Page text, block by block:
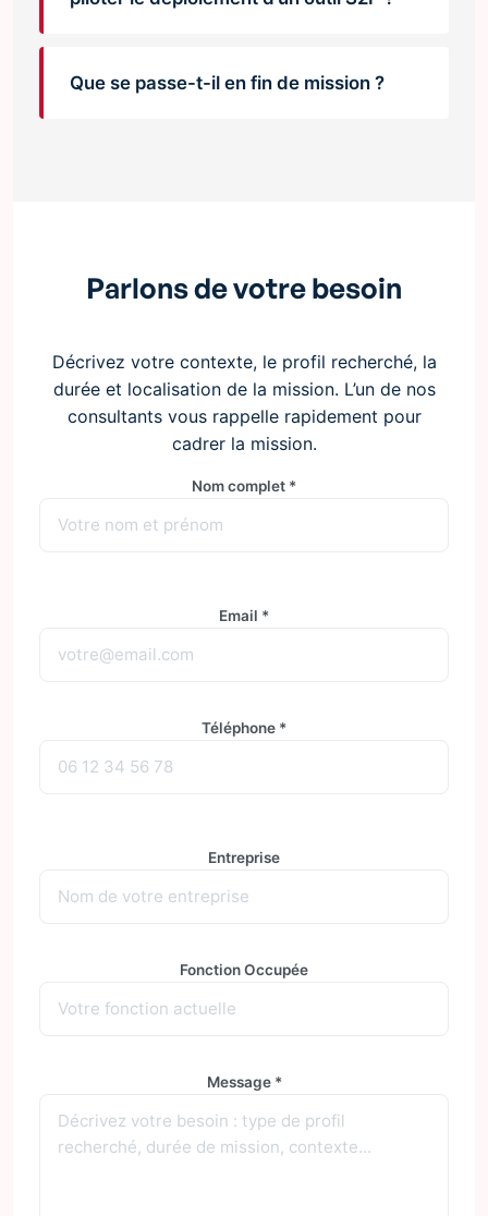
Que se passe-t-il en fin de mission ?
Parlons de votre besoin
Décrivez votre contexte, le profil recherché, la
durée et localisation de la mission. L’un de nos
consultants vous rappelle rapidement pour
cadrer la mission.
Nom complet *
Email *
Téléphone *
Entreprise
Fonction Occupée
Message *